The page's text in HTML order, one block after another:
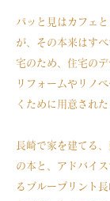
パッと見はカフェ
が、その本来はす
宅のため、住宅の
リフォームやリノ
くために用意された
長崎で家を建てる
の本と、アドバイ
るブループリント長